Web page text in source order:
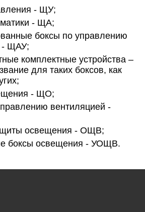
- ЩУ;
- ЩА;
боксы по управлению
- ЩАУ;
комплектные устройства –
для таких боксов, как
- ЩО;
вентиляцией -
освещения - ОЩВ;
боксы освещения - УОЩВ.